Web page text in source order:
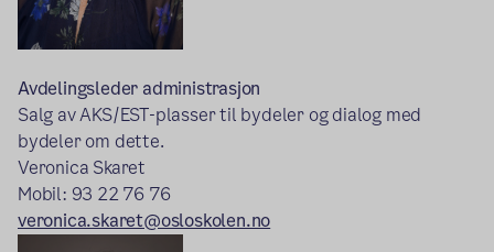
Avdelingsleder administrasjon
Salg av AKS/EST-plasser til bydeler og dialog med
bydeler om dette.
Veronica Skaret
Mobil: 93 22 76 76
veronica.skaret@osloskolen.no